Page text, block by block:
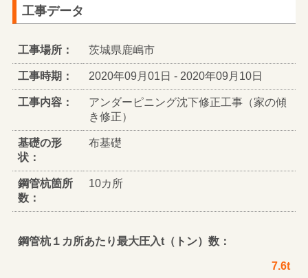
工事データ
工事場所： 茨城県鹿嶋市
工事時期： 2020年09月01日 - 2020年09月10日
工事内容：
アンダーピニング沈下修正工事（家の傾
き修正）
基礎の形
状：
布基礎
鋼管杭箇所
数：
10カ所
鋼管杭１カ所あたり最大圧入t（トン）数：
7.6t